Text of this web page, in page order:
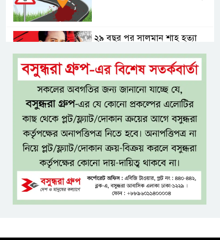
২৯ বছর পর সালমান শাহ হত্যা
মৃত্যুরহস্য?
যশোর-ঢাকা প্রভাতী ট্রেন চালুসহ
রেলওয়ে জংশন উন্নয়নের দাবিতে
স্মারকলিপি
জনগণের ভাগ্য নিয়ে কাউকে
ছিনিমিনি খেলতে দেওয়া হবে না:
প্রধানমন্ত্রী
শ্রীমঙ্গলে বর্ণাঢ্য আয়োজনে
আন্তর্জাতিক আদিবাসী দিবস পালিত
যশোরে ইন্টারন্যাশনাল পিস স্কুল